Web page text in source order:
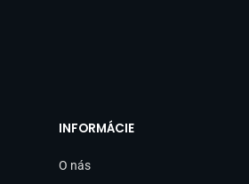
INFORMÁCIE
O nás